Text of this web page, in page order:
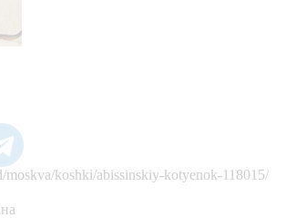
moskva/koshki/abissinskiy-kotyenok-118015/